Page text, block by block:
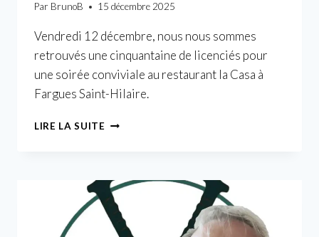
Par BrunoB 15 décembre 2025
Vendredi 12 décembre, nous nous sommes
retrouvés une cinquantaine de licenciés pour
une soirée conviviale au restaurant la Casa à
Fargues Saint-Hilaire.
LIRE LA SUITELE
D’ANNÉE
DU
CLUB